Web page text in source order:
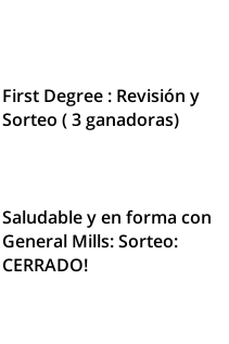
First Degree : Revisión y
Sorteo ( 3 ganadoras)
Saludable y en forma con
General Mills: Sorteo:
CERRADO!